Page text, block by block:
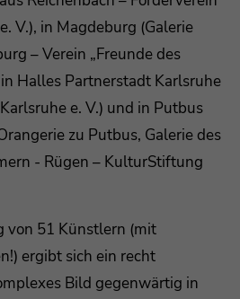
sit amet, consectetuer
eget dolor. Aenean
penatibus et magnis
nascetur ridiculus mus.
nec.
V.), in Magdeburg (Galerie
– Verein „Freunde des
Halles Partnerstadt Karlsruhe
e. V.) und in Putbus
zu Putbus, Galerie des
- Rügen – KulturStiftung
von 51 Künstlern (mit
ergibt sich ein recht
Bild gegenwärtig in